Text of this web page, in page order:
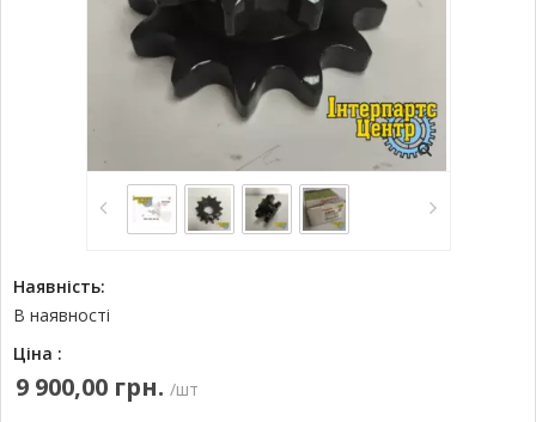
Наявність:
В наявності
Ціна :
9 900,00 грн. /шт